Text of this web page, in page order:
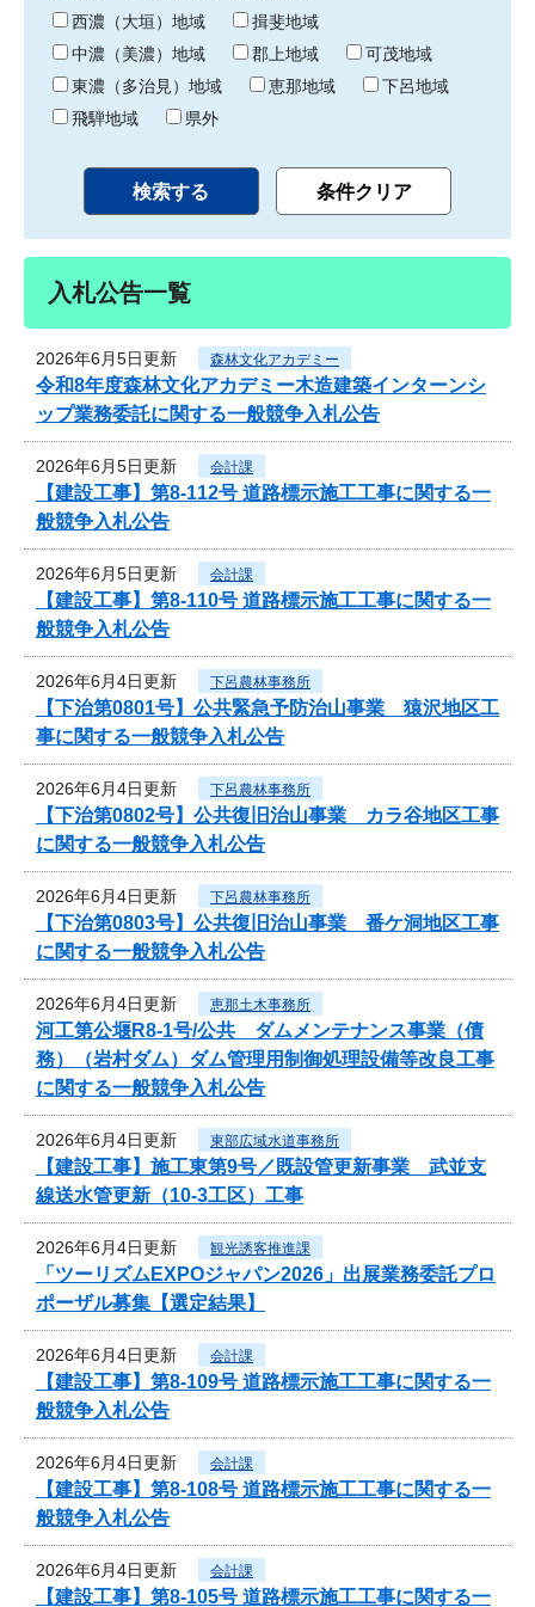
り 西濃（大垣）地域
揖斐地域
中濃（美濃）地域
郡上地域
可茂地域
東濃（多治見）地域
恵那地域
下呂地域
飛騨地域
県外
入札公告一覧
2026年6月5日更新 森林文化アカデミー
令和8年度森林文化アカデミー木造建築インターンシ
ップ業務委託に関する一般競争入札公告
2026年6月5日更新 会計課
【建設工事】第8-112号 道路標示施工工事に関する一
般競争入札公告
2026年6月5日更新 会計課
【建設工事】第8-110号 道路標示施工工事に関する一
般競争入札公告
2026年6月4日更新 下呂農林事務所
【下治第0801号】公共緊急予防治山事業 猿沢地区工
事に関する一般競争入札公告
2026年6月4日更新 下呂農林事務所
【下治第0802号】公共復旧治山事業 カラ谷地区工事
に関する一般競争入札公告
2026年6月4日更新 下呂農林事務所
【下治第0803号】公共復旧治山事業 番ケ洞地区工事
に関する一般競争入札公告
2026年6月4日更新 恵那土木事務所
河工第公堰R8-1号/公共 ダムメンテナンス事業（債
務）（岩村ダム）ダム管理用制御処理設備等改良工事
に関する一般競争入札公告
2026年6月4日更新 東部広域水道事務所
【建設工事】施工東第9号／既設管更新事業 武並支
線送水管更新（10-3工区）工事
2026年6月4日更新 観光誘客推進課
「ツーリズムEXPOジャパン2026」出展業務委託プロ
ポーザル募集【選定結果】
2026年6月4日更新 会計課
【建設工事】第8-109号 道路標示施工工事に関する一
般競争入札公告
2026年6月4日更新 会計課
【建設工事】第8-108号 道路標示施工工事に関する一
般競争入札公告
2026年6月4日更新 会計課
【建設工事】第8-105号 道路標示施工工事に関する一